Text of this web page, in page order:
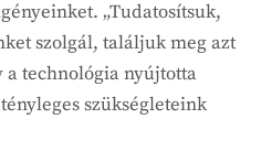
„Tudatosítsuk,
szolgál, találjuk meg azt
technológia nyújtotta
szükségleteink